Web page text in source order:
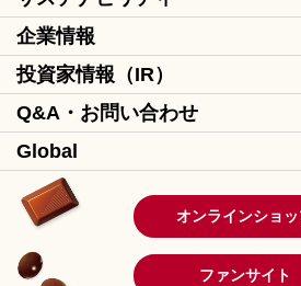
企業情報
投資家情報（IR）
Q&A・お問い合わせ
Global
オンラインショ
ファンサイト